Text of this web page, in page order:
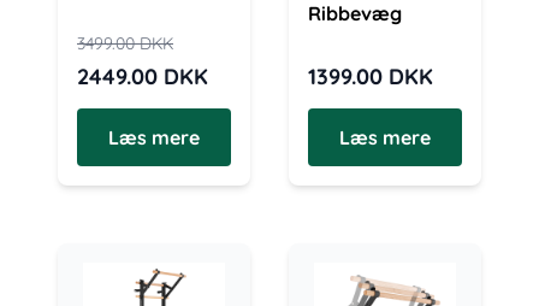
3499.00DKK
2449.00 DKK
Læs mere
Ribbevæg
1399.00 DKK
Læs mere